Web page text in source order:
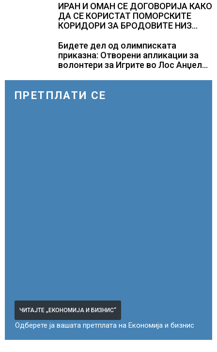
ИРАН И ОМАН СЕ ДОГОВОРИЈА КАКО
ДА СЕ КОРИСТАТ ПОМОРСКИТЕ
КОРИДОРИ ЗА БРОДОВИТЕ НИЗ
Бидете дел од олимписката
приказна: Отворени апликации за
волонтери за Игрите во Лос Анџелес
ПРЕТПЛАТИ СЕ
ЧИТАЈТЕ „ЕКОНОМИЈА И БИЗНИС“
Одберете ја вашата претплата на Економија и бизнис